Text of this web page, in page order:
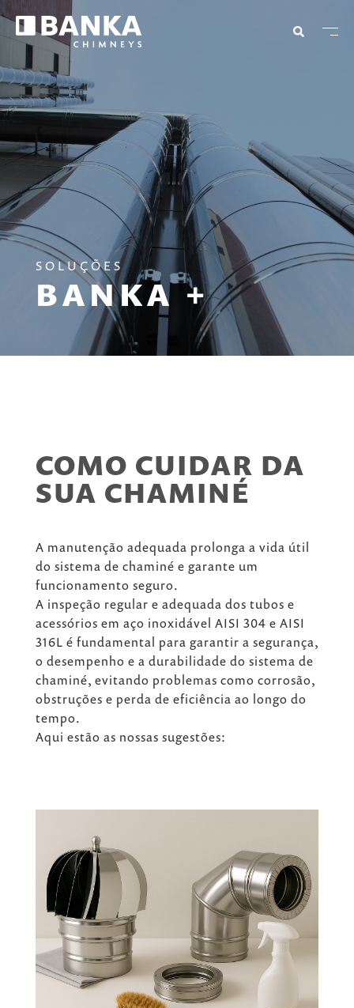
SOLUÇÕES
BANKA +
COMO CUIDAR DA
SUA CHAMINÉ
A manutenção adequada prolonga a vida útil
do sistema de chaminé e garante um
funcionamento seguro.
A inspeção regular e adequada dos tubos e
acessórios em aço inoxidável AISI 304 e AISI
316L é fundamental para garantir a segurança,
o desempenho e a durabilidade do sistema de
chaminé, evitando problemas como corrosão,
obstruções e perda de eficiência ao longo do
tempo.
Aqui estão as nossas sugestões: